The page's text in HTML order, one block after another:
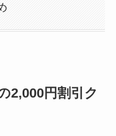
2,000円割引ク